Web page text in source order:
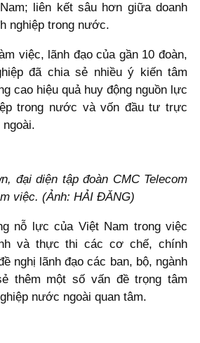
liên kết sâu hơn giữa doanh
nghiệp trong nước.
việc, lãnh đạo của gần 10 đoàn,
đã chia sẻ nhiều ý kiến tâm
cao hiệu quả huy động nguồn lực
trong nước và vốn đầu tư trực
đại diện tập đoàn CMC Telecom
việc. (Ảnh: HẢI ĐĂNG)
nỗ lực của Việt Nam trong việc
và thực thi các cơ chế, chính
nghị lãnh đạo các ban, bộ, ngành
thêm một số vấn đề trọng tâm
nước ngoài quan tâm.